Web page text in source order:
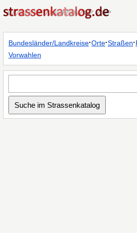
Bundesländer/Landkreise·Orte·Straßen·
Vorwahlen